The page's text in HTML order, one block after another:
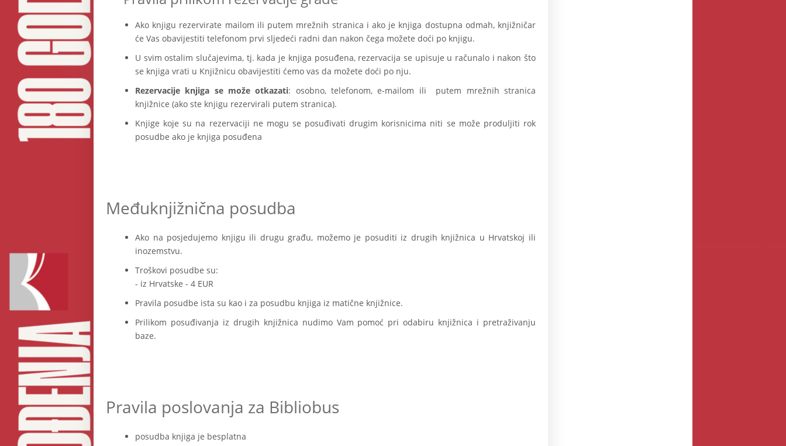
Ako knjigu rezervirate mailom ili putem mrežnih stranica i ako je knjiga dostupna odmah, knjižničar
će Vas obavijestiti telefonom prvi sljedeći radni dan nakon čega možete doći po knjigu.
U svim ostalim slučajevima, tj. kada je knjiga posuđena, rezervacija se upisuje u računalo i nakon što
se knjiga vrati u Knjižnicu obavijestiti ćemo vas da možete doći po nju.
Rezervacije knjiga se može otkazati: osobno, telefonom, e-mailom ili putem mrežnih stranica
knjižnice (ako ste knjigu rezervirali putem stranica).
Knjige koje su na rezervaciji ne mogu se posuđivati drugim korisnicima niti se može produljiti rok
posudbe ako je knjiga posuđena
Međuknjižnična posudba
Ako na posjedujemo knjigu ili drugu građu, možemo je posuditi iz drugih knjižnica u Hrvatskoj ili
inozemstvu.
Troškovi posudbe su:
- iz Hrvatske - 4 EUR
Pravila posudbe ista su kao i za posudbu knjiga iz matične knjižnice.
Prilikom posuđivanja iz drugih knjižnica nudimo Vam pomoć pri odabiru knjižnica i pretraživanju
baze.
Pravila poslovanja za Bibliobus
posudba knjiga je besplatna